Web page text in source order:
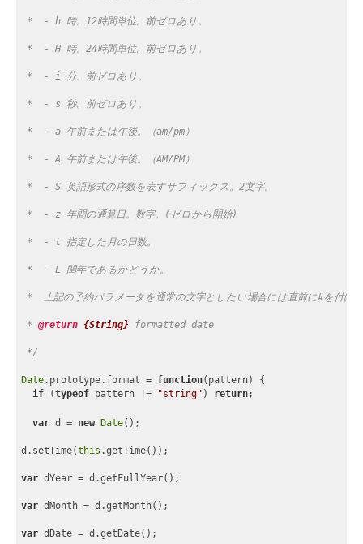
*  - h 時。12時間単位。前ゼロあり。
*  - H 時。24時間単位。前ゼロあり。
*  - i 分。前ゼロあり。
*  - s 秒。前ゼロあり。
*  - a 午前または午後。（am/pm）
*  - A 午前または午後。（AM/PM）
*  - S 英語形式の序数を表すサフィックス。2文字。
*  - z 年間の通算日。数字。(ゼロから開始)
*  - t 指定した月の日数。
*  - L 閏年であるかどうか。
*  上記の予約パラメータを通常の文字としたい場合には直前に#を付け
* @return {String} formatted date
*/
Date.prototype.format = function( pattern) {
if (typeof pattern != "string" ) return;
var d = new Date();
d.setTime(this .getTime());
var dYear = d.getFullYear();
var dMonth = d.getMonth();
var dDate = d.getDate();